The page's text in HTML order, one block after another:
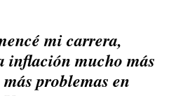
mi carrera,
inflación mucho más
problemas en